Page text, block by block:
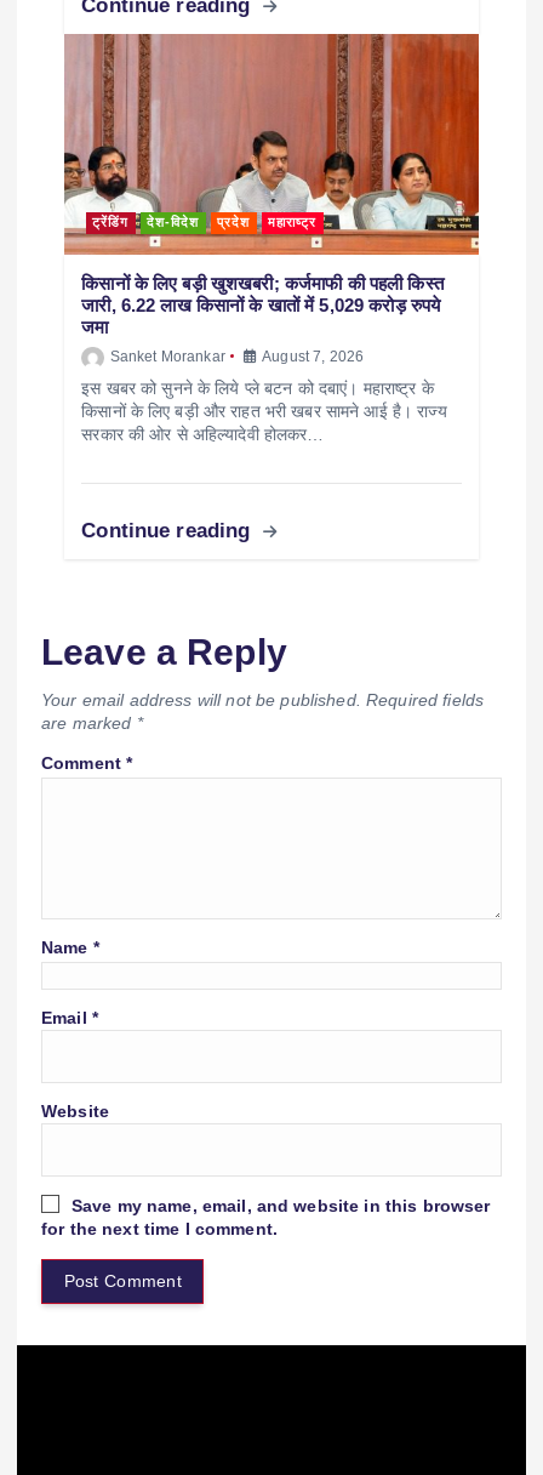
Continue reading
ट्रेंडिंग देश-विदेश प्रदेश महाराष्ट्र
किसानों के लिए बड़ी खुशखबरी; कर्जमाफी की पहली किस्त
जारी, 6.22 लाख किसानों के खातों में 5,029 करोड़ रुपये
जमा
Sanket Morankar August 7, 2026
इस खबर को सुनने के लिये प्ले बटन को दबाएं। महाराष्ट्र के
किसानों के लिए बड़ी और राहत भरी खबर सामने आई है। राज्य
सरकार की ओर से अहिल्यादेवी होलकर…
Continue reading
Leave a Reply
Your email address will not be published. Required fields
are marked *
Comment*
Name *
Email *
Website
Save my name, email, and website in this browser
for the next time I comment.